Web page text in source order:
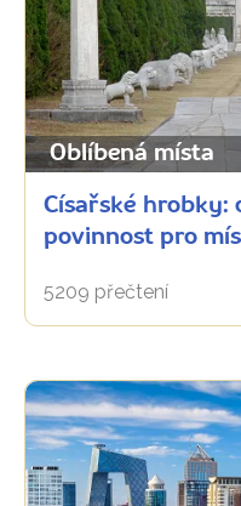
Oblíbená místa
Císařské hrobky:
povinnost pro
5209 přečtení